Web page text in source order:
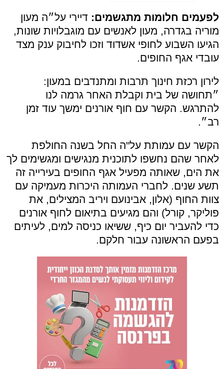
לפעמים חלומות מתגשמים: דיירי על״ה מעון
מוריה בגדרה, מעון לאנשים עם מוגבלויות שונות,
הגיעו השבוע לחופי אשדוד וזכו לחיבוק ענק מצד
עובדי אגף החופים.
לירון רכזת חינוך תרבות ומתנדבים במעון:
״תחושה של בית וקבלת האחר גרמה לנו
להתרגש. הקשר עם חוף אורנים ימשך עוד זמן
רב״.
הקשר עם עמותת על"ה החל בשנה החולפת
לאחר שהם נחשפו לתוכנית מנגישים ומגשימים לך
את הים, שאותה מפעיל אגף החופים בעירייה זה
תשע שנים. לחברי העמותה היכרות מעמיקה עם
צוות החוף (אלון, אבינועם ויריב המצילים, את
פוליקר, קורל) והם מגיעים בתיאום לחוף אורנים
כדי להעביר יום כיף, ששיאו כניסה למים, לעיתים
בפעם הראשונה עבור חלקם.